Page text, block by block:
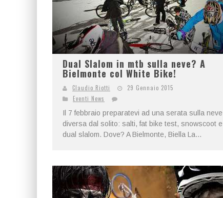
Dual Slalom in mtb sulla neve? A
Bielmonte col White Bike!
Claudio Riotti
29 Gennaio 2015
Eventi News
Il 7 febbraio preparatevi ad una serata sulla neve
diversa dal solito: salti, fat bike test, snowscoot e
dual slalom. Dove? A Bielmonte, Biella La...